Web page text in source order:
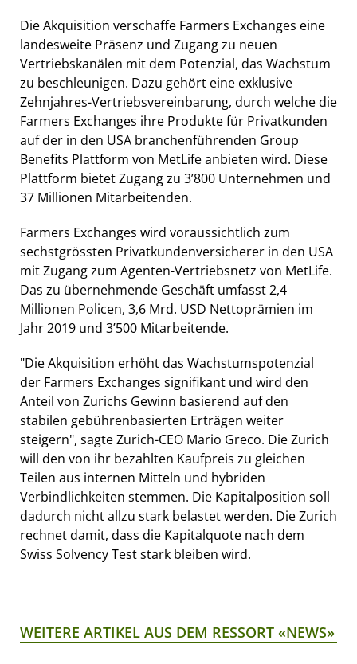
Die Akquisition verschaffe Farmers Exchanges eine
landesweite Präsenz und Zugang zu neuen
Vertriebskanälen mit dem Potenzial, das Wachstum
zu beschleunigen. Dazu gehört eine exklusive
Zehnjahres-Vertriebsvereinbarung, durch welche die
Farmers Exchanges ihre Produkte für Privatkunden
auf der in den USA branchenführenden Group
Benefits Plattform von MetLife anbieten wird. Diese
Plattform bietet Zugang zu 3’800 Unternehmen und
37 Millionen Mitarbeitenden.
Farmers Exchanges wird voraussichtlich zum
sechstgrössten Privatkundenversicherer in den USA
mit Zugang zum Agenten-Vertriebsnetz von MetLife.
Das zu übernehmende Geschäft umfasst 2,4
Millionen Policen, 3,6 Mrd. USD Nettoprämien im
Jahr 2019 und 3’500 Mitarbeitende.
"Die Akquisition erhöht das Wachstumspotenzial
der Farmers Exchanges signifikant und wird den
Anteil von Zurichs Gewinn basierend auf den
stabilen gebührenbasierten Erträgen weiter
steigern", sagte Zurich-CEO Mario Greco. Die Zurich
will den von ihr bezahlten Kaufpreis zu gleichen
Teilen aus internen Mitteln und hybriden
Verbindlichkeiten stemmen. Die Kapitalposition soll
dadurch nicht allzu stark belastet werden. Die Zurich
rechnet damit, dass die Kapitalquote nach dem
Swiss Solvency Test stark bleiben wird.
WEITERE ARTIKEL AUS DEM RESSORT «NEWS»